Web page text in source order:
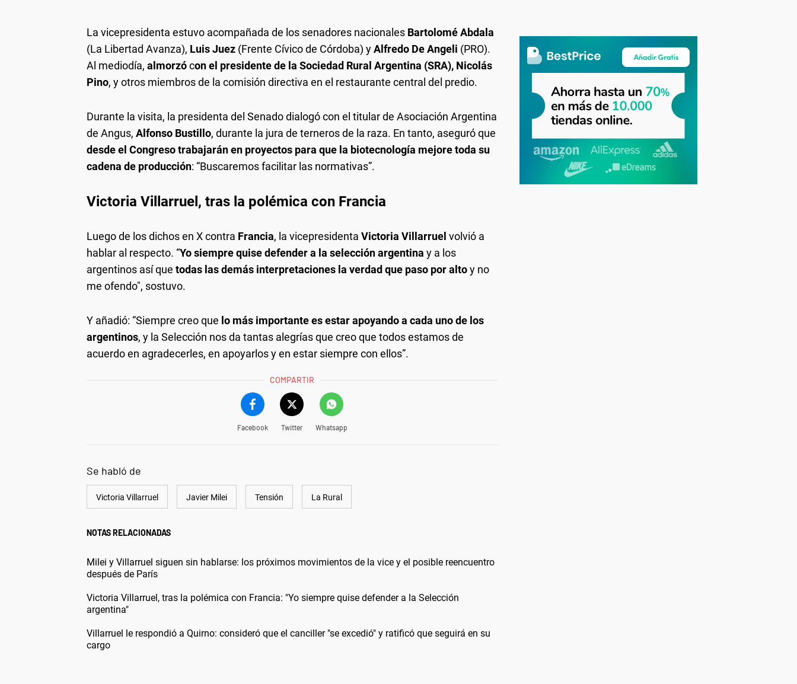
La vicepresidenta estuvo acompañada de los senadores nacionales Bartolomé Abdala
(La Libertad Avanza), Luis Juez (Frente Cívico de Córdoba) yAlfredo De Angeli (PRO).
Al mediodía, almorzócon el presidente de la Sociedad Rural Argentina (SRA), Nicolás
Pino, y otros miembros de la comisión directiva en el restaurante central del predio.
Durante la visita, la presidenta del Senado dialogó con el titular de Asociación Argentina
de Angus, Alfonso Bustillo, durante la jura de terneros de la raza. En tanto, aseguró que
desde el Congreso trabajarán en proyectos para que la biotecnología mejore toda su
cadena de producción: “Buscaremos facilitar las normativas”.
Victoria Villarruel, tras la polémica con Francia
Luego de los dichos en X contra Francia, la vicepresidenta Victoria Villarruel volvió a
hablar al respecto. “Yo siempre quise defender a la selección argentina y a los
argentinos así que todas las demás interpretaciones la verdad que paso por altoy no
me ofendo", sostuvo.
Y añadió: “Siempre creo que lo más importante es estar apoyando a cada uno de los
argentinos, y la Selección nos da tantas alegrías que creo que todos estamos de
acuerdo en agradecerles, en apoyarlos y en estar siempre con ellos”.
COMPARTIR
Facebook Twitter Whatsapp
Se habló de
Victoria Villarruel Javier Milei Tensión La Rural
NOTAS RELACIONADAS
Milei y Villarruel siguen sin hablarse: los próximos movimientos de la vice y el posible reencuentro
después de París
Victoria Villarruel, tras la polémica con Francia: "Yo siempre quise defender a la Selección
argentina"
Villarruel le respondió a Quirno: consideró que el canciller "se excedió" y ratificó que seguirá en su
cargo